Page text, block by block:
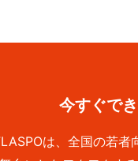
今すぐで
は、全国の若者